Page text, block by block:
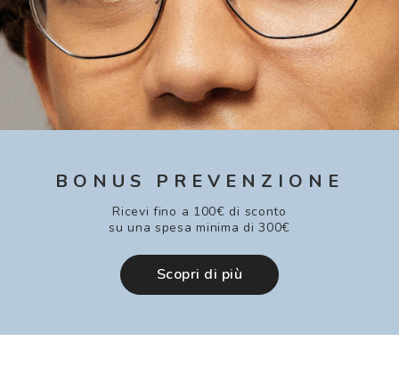
BONUS PREVENZIONE
Ricevi fino a 100€ di sconto
su una spesa minima di 300€
Scopri di più